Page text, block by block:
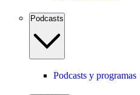
Podcasts
Podcasts y programas